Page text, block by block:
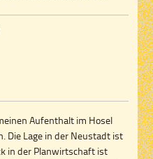
Aufenthalt im Hosel
Die Lage in der Neustadt ist
in der Planwirtschaft ist